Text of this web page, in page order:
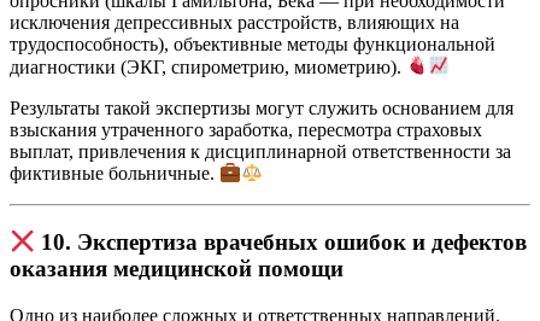
исключения депрессивных расстройств, влияющих на
трудоспособность), объективные методы функциональной
диагностики (ЭКГ, спирометрию, миометрию).
Результаты такой экспертизы могут служить основанием для
взыскания утраченного заработка, пересмотра страховых
выплат, привлечения к дисциплинарной ответственности за
фиктивные больничные.
10. Экспертиза врачебных ошибок и дефектов
оказания медицинской помощи
Одно из наиболее сложных и ответственных направлений.